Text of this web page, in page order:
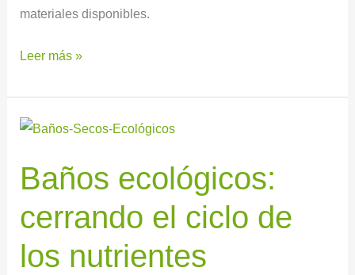
materiales disponibles.
Leer más »
Baños ecológicos:
cerrando el ciclo de
los nutrientes
Baños
cerrando
ciclo
de
los